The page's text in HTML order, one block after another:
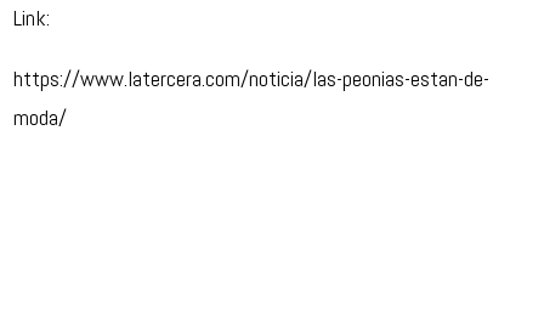
Link:
https://www.latercera.com/noticia/las-peonias-estan-de-
moda/